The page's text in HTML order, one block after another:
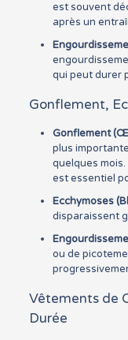
est souvent
après un
qui peut durer
Gonflement,
Gonflement
plus
quelques
est essentiel
Ecchymoses
disparaissent
ou de
Vêtements de
Durée